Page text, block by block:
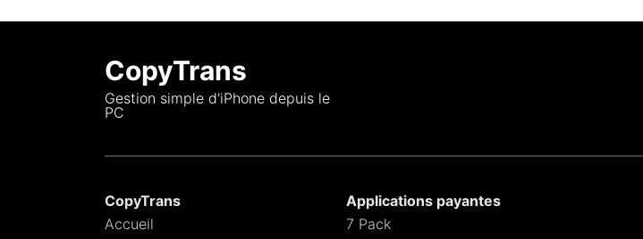
CopyTrans
Gestion simple d'iPhone depuis le
PC
CopyTrans
Accueil
Applications payantes
7 Pack